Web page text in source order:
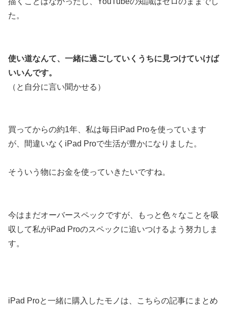
た。
使い道なんて、一緒に過ごしていくうちに見つけていけば
いいんです。
（と自分に言い聞かせる）
買ってからの約1年、私は毎日iPad Proを使っています
が、間違いなくiPad Proで生活が豊かになりました。
そういう物にお金を使っていきたいですね。
今はまだオーバースペックですが、もっと色々なことを吸
収して私がiPad Proのスペックに追いつけるよう努力しま
す。
iPad Proと一緒に購入したモノは、こちらの記事にまとめ